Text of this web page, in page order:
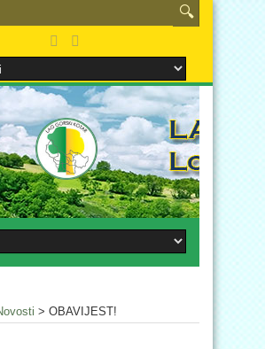
> OBAVIJEST!